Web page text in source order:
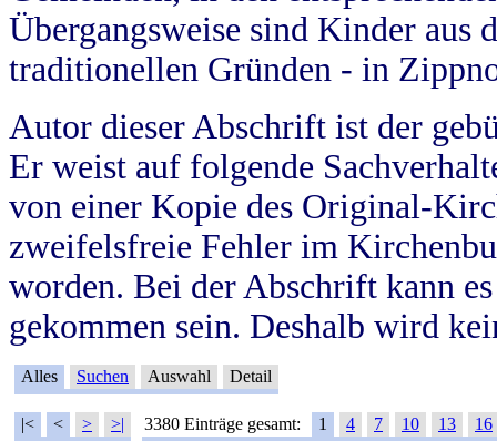
Übergangsweise sind Kinder aus
traditionellen Gründen - in
Autor dieser Abschrift ist der
Er weist auf folgende
von einer Kopie des Original-
zweifelsfreie Fehler im
worden. Bei der Abschrift kann
gekommen sein. Deshalb wird
Alles Suchen Auswahl Detail
|< < > >| 3380 Einträge gesamt: 1 4 7 10 13
16